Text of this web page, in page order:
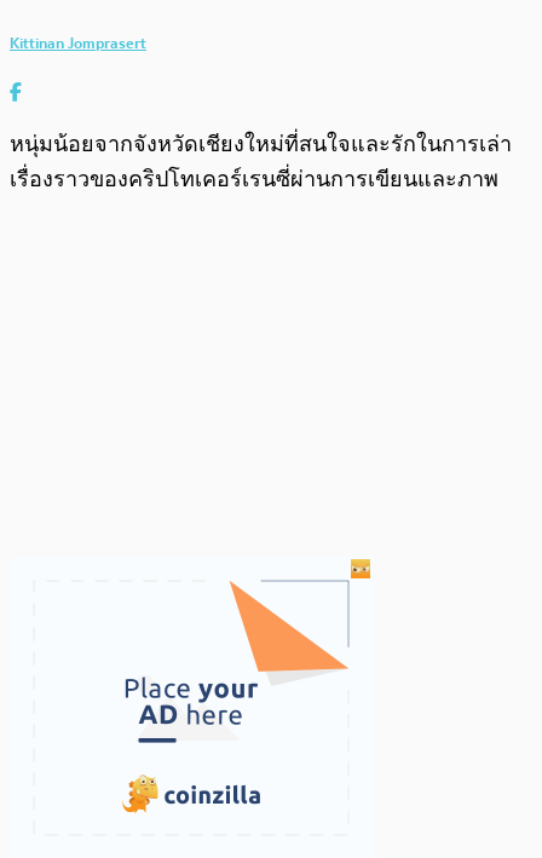
Kittinan Jomprasert
หนุ่มน้อยจากจังหวัดเชียงใหม่ที่สนใจและรักในการเล่า
เรื่องราวของคริปโทเคอร์เรนซี่ผ่านการเขียนและภาพ